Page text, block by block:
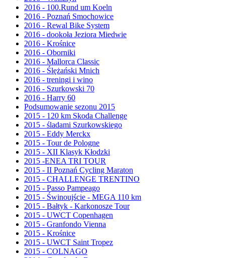
2016 - 100.Rund um Koeln
2016 - Poznań Smochowice
2016 - Rewal Bike System
2016 - dookoła Jeziora Miedwie
2016 - Krośnice
2016 - Oborniki
2016 - Mallorca Classic
2016 - Ślężański Mnich
2016 - treningi i wino
2016 - Szurkowski 70
2016 - Harry 60
Podsumowanie sezonu 2015
2015 - 120 km Skoda Challenge
2015 - śladami Szurkowskiego
2015 - Eddy Merckx
2015 - Tour de Pologne
2015 - XII Klasyk Kłodzki
2015 -ENEA TRI TOUR
2015 - II Poznań Cycling Maraton
2015 - CHALLENGE TRENTINO
2015 - Passo Pampeago
2015 - Świnoujście - MEGA 110 km
2015 - Bałtyk - Karkonosze Tour
2015 - UWCT Copenhagen
2015 - Granfondo Vienna
2015 - Krośnice
2015 - UWCT Saint Tropez
2015 - COLNAGO